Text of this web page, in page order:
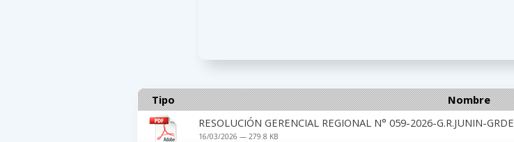
Tipo
Nombre
RESOLUCIÓN GERENCIAL REGIONAL N° 059-2026-G.R.JUNIN-GRDE
16/03/2026 — 279.8 KB